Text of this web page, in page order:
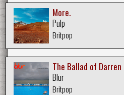
More.
Pulp
Britpop
The Ballad of Darren
Blur
Britpop